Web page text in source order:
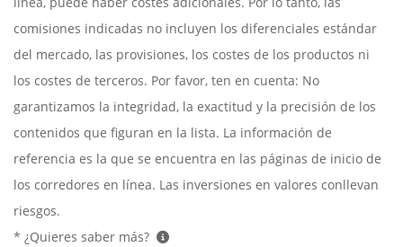
comisiones indicadas no incluyen los diferenciales estándar
del mercado, las provisiones, los costes de los productos ni
los costes de terceros. Por favor, ten en cuenta: No
garantizamos la integridad, la exactitud y la precisión de los
contenidos que figuran en la lista. La información de
referencia es la que se encuentra en las páginas de inicio de
los corredores en línea. Las inversiones en valores conllevan
riesgos.
* ¿Quieres saber más?